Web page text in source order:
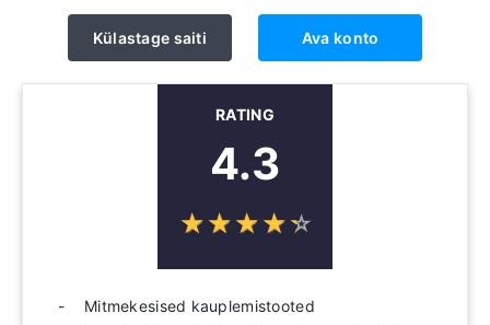
Külastage saiti Ava konto
RATING
4.3
☆☆☆☆☆
★★★★★
Mitmekesised kauplemistooted